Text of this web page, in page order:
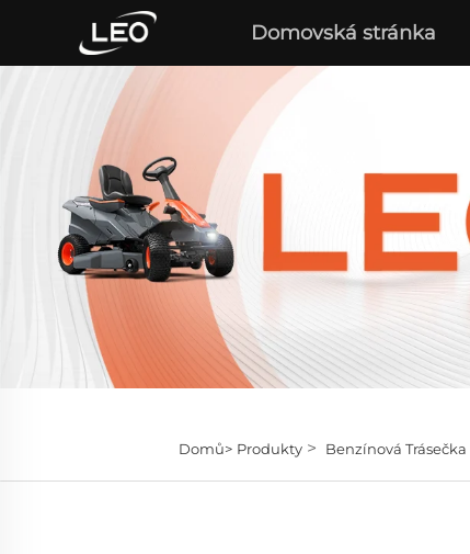
Domovská stránka
Domů> Produkty> Benzínová Trásečka